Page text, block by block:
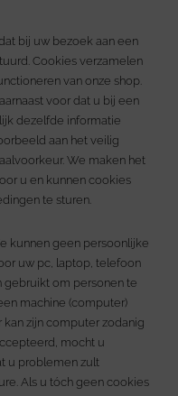
bij uw bezoek aan een
Cookies verzamelen
van onze shop.
voor dat u bij een
dezelfde informatie
aan het veilig
We maken het
u en kunnen cookies
te sturen.
kunnen geen persoonlijke
uw pc, laptop, telefoon
gebruikt om personen te
machine (computer)
zijn computer zodanig
mocht u
u problemen zult
Als u tóch geen cookies